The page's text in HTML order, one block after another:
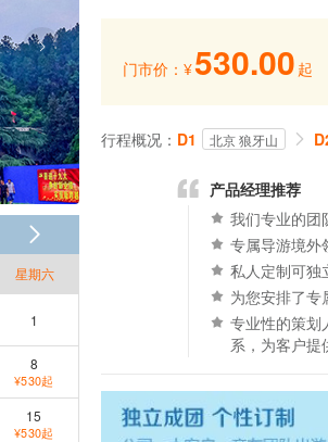
星期六
1
8
¥530起
15
¥530起
门市价： ¥530.00 起
行程概况： D1 北京 狼牙山
产品经理推荐
我们专业的团
专属导游境外
私人定制可独
为您安排了专
专业性的策划
系，为客户提